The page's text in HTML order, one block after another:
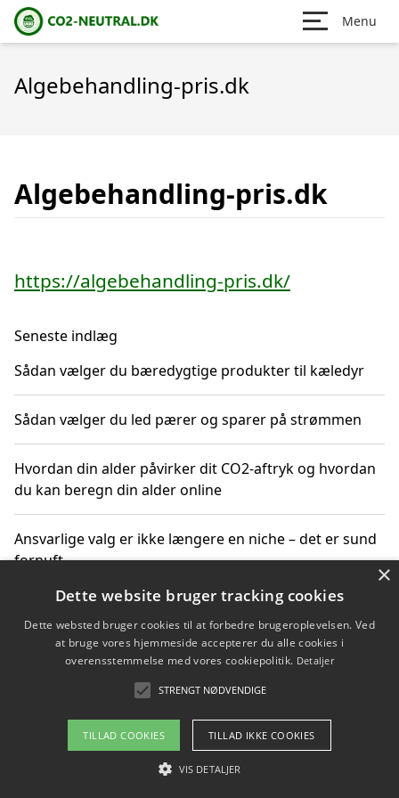
Menu
Algebehandling-pris.dk
Algebehandling-pris.dk
https://algebehandling-pris.dk/
Seneste indlæg
Sådan vælger du bæredygtige produkter til kæledyr
Sådan vælger du led pærer og sparer på strømmen
Hvordan din alder påvirker dit CO2-aftryk og hvordan
du kan beregn din alder online
Ansvarlige valg er ikke længere en niche – det er sund
fornuft
Sådan kan du handle bæredygtigt og bestil med
faktura
Om / kontakt
Blog Betingelser
×
Dette website bruger tracking cookies
Dette websted bruger cookies til at forbedre brugeroplevelsen. Ved
at bruge vores hjemmeside accepterer du alle cookies i
overensstemmelse med vores cookiepolitik. Detaljer
STRENGT NØDVENDIGE
TILLAD COOKIES TILLAD IKKE COOKIES
VIS DETALJER